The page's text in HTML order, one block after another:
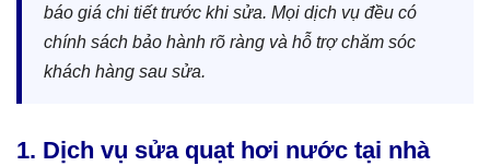
báo giá chi tiết trước khi sửa. Mọi dịch vụ đều có
chính sách bảo hành rõ ràng và hỗ trợ chăm sóc
khách hàng sau sửa.
1. Dịch vụ sửa quạt hơi nước tại nhà